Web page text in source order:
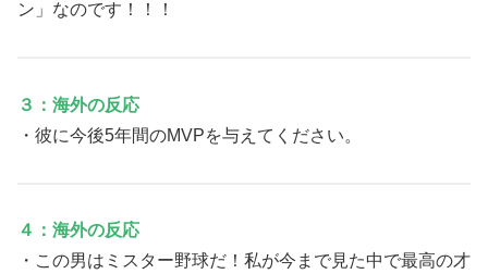
ン」なのです！！！
３：海外の反応
・彼に今後5年間のMVPを与えてください。
４：海外の反応
・この男はミスター野球だ！私が今まで見た中で最高の才